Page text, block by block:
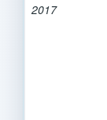
2017